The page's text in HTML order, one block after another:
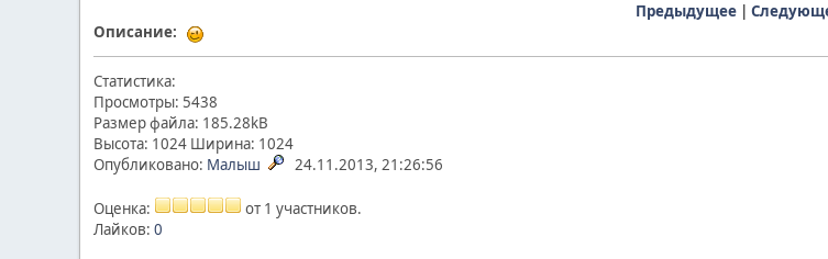
Предыдущее |
Описание:
Статистика:
Просмотры: 5438
Размер файла: 185.28kB
Высота: 1024 Ширина: 1024
Опубликовано: Малыш 24.11.2013, 21:26:56
Оценка:
от 1 участников.
Лайков: 0